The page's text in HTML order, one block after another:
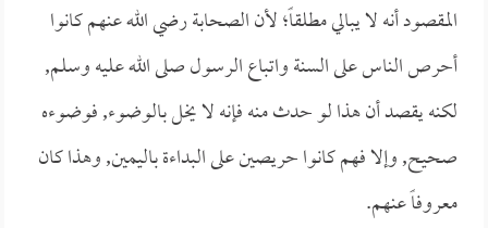
المقصود أنه لا يبالي مطلقاً؛ لأن الصحابة رضي الله عنهم كانوا
أحرص الناس على السنة واتباع الرسول صلى الله عليه وسلم,
لكنه يقصد أن هذا لو حدث منه فإنه لا يخل بالوضوء, فوضوءه
صحيح, وإلا فهم كانوا حريصين على البداءة باليمين, وهذا كان
معروفاً عنهم.